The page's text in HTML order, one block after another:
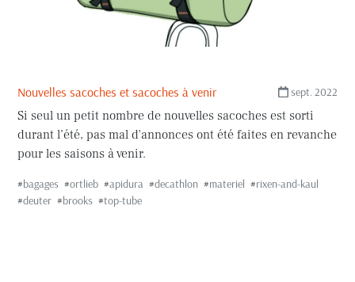
sept. 2022
Nouvelles sacoches et sacoches à venir
Si seul un petit nombre de nouvelles sacoches est sorti
durant l’été, pas mal d'annonces ont été faites en revanche
pour les saisons à venir.
#bagages #ortlieb #apidura #decathlon #materiel #rixen-and-kaul
#deuter #brooks #top-tube